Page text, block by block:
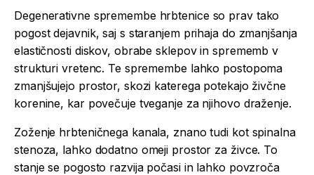
Degenerativne spremembe hrbtenice so prav tako
pogost dejavnik, saj s staranjem prihaja do zmanjšanja
elastičnosti diskov, obrabe sklepov in sprememb v
strukturi vretenc. Te spremembe lahko postopoma
zmanjšujejo prostor, skozi katerega potekajo živčne
korenine, kar povečuje tveganje za njihovo draženje.
Zoženje hrbteničnega kanala, znano tudi kot spinalna
stenoza, lahko dodatno omeji prostor za živce. To
stanje se pogosto razvija počasi in lahko povzroča